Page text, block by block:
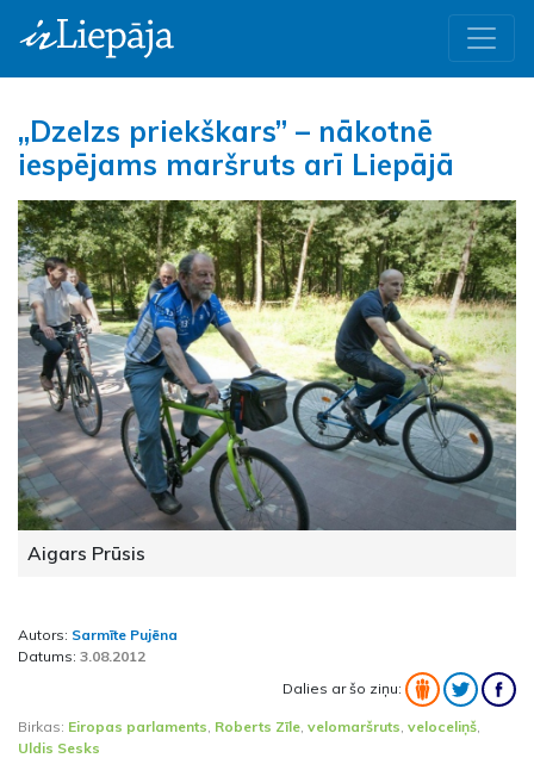
„Dzelzs priekškars” – nākotnē
iespējams maršruts arī Liepājā
Aigars Prūsis
Autors: Sarmīte Pujēna
Datums: 3.08.2012
Dalies ar šo ziņu:
Birkas: Eiropas parlaments Roberts Zīle velomaršruts veloceliņš
Uldis Sesks